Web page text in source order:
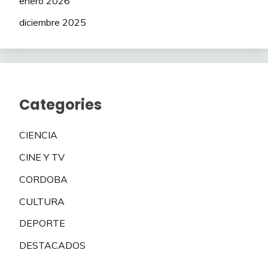
diciembre 2025
Categories
CIENCIA
CINE Y TV
CORDOBA
CULTURA
DEPORTE
DESTACADOS